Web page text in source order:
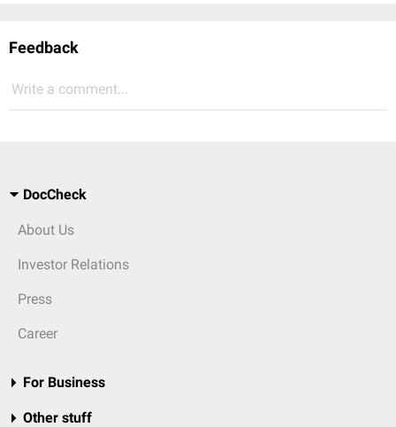
Feedback
Write a comment...
DocCheck
About Us
Investor Relations
Press
Career
For Business
Other stuff